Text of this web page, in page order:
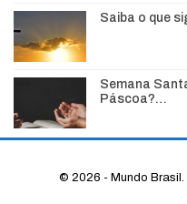
Saiba o que
Semana
Páscoa?…
© 2026 - Mundo Brasil.